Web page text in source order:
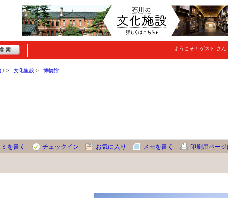
ようこそ！ ゲスト さん
文化施設 博物館
を書く チェックイン お気に入り メモを書く 印刷用ペー